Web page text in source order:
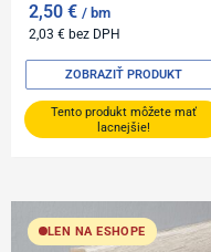
2,50€ bm
2,03€ bez DPH
Tento produkt môžete mať
lacnejšie!
ZOBRAZIŤ PRODUKT
LEN NA ESHOPE